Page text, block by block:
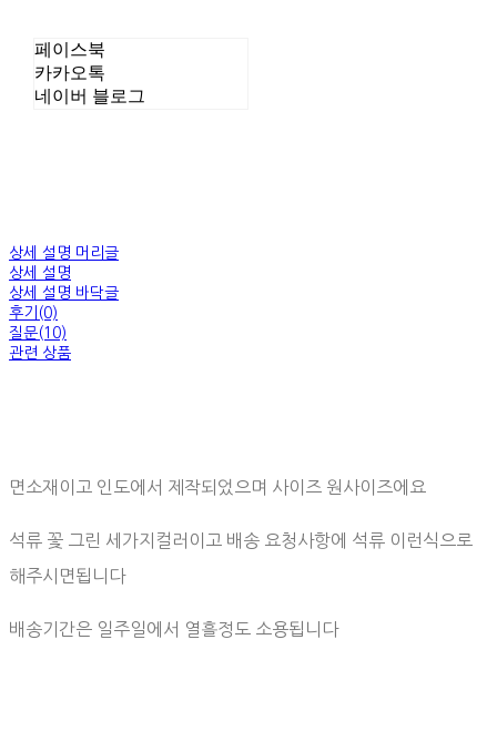
페이스북
카카오톡
네이버 블로그
상세 설명 머리글
상세 설명
상세 설명 바닥글
후기(0)
질문(10)
관련 상품
면소재이고 인도에서 제작되었으며 사이즈 원사이즈에요
석류 꽃 그린 세가지컬러이고 배송 요청사항에 석류 이런식으로
해주시면됩니다
배송기간은 일주일에서 열흘정도 소용됩니다